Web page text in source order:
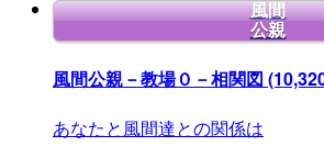
風間
公親
風間公親－教場０－相関図
あなたと風間達との関係は